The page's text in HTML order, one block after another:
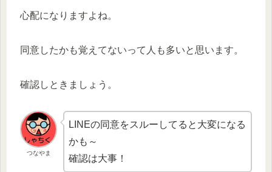
心配になりますよね。
同意したかも覚えてないって人も多いと思います。
確認しときましょう。
つなやま
LINEの同意をスルーしてると大変になる
かも～
確認は大事！